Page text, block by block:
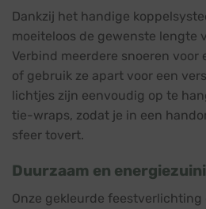
Dankzij het handige
moeiteloos de gewenste lengte
Verbind meerdere snoeren
of gebruik ze apart voor een
lichtjes zijn eenvoudig op te
tie-wraps, zodat je in een
sfeer tovert.
Duurzaam en
Onze gekleurde